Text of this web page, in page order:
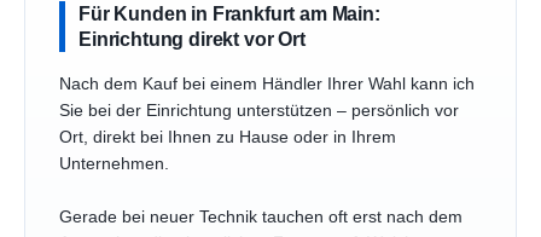
Für Kunden in Frankfurt am Main:
Einrichtung direkt vor Ort
Nach dem Kauf bei einem Händler Ihrer Wahl kann ich
Sie bei der Einrichtung unterstützen – persönlich vor
Ort, direkt bei Ihnen zu Hause oder in Ihrem
Unternehmen.
Gerade bei neuer Technik tauchen oft erst nach dem